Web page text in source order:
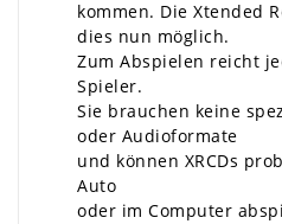
kommen. Die Xtended
dies nun möglich.
Zum Abspielen reicht
Spieler.
Sie brauchen keine
oder Audioformate
und können XRCDs
Auto
oder im Computer